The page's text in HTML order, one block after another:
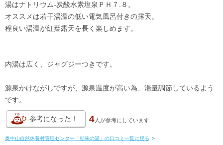
湯はナトリウム-炭酸水素塩泉ＰＨ７.８。
オススメは若干湯温の低い電気風呂付きの露天。
程良い湯温が紅葉露天を長く楽しめます。
内湯は広く、ジャグジーつきです。
源泉かけながしですが、源泉温度が高い為、湯量調節しているよう
です。
参考になった！ 4人が参考にしています
奥中山自然休養村管理センター「朝朱の湯」の口コミ一覧に戻る >